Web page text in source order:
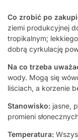
Co zrobić po
ziemi produkcyjnej
tropikalnym;
dobrą cyrkulację
Na co trzeba
wody. Mogą się
liściach, a korzenie
Stanowisko: jasne,
promieni
Temperatura: